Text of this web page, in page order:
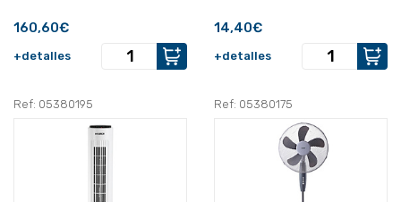
160,60€
+detalles
14,40€
+detalles
Ref: 05380195 Ref: 05380175